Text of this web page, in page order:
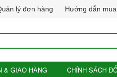
lý đơn hàng Hướng dẫn
& GIAO HÀNG CHÍNH SÁCH